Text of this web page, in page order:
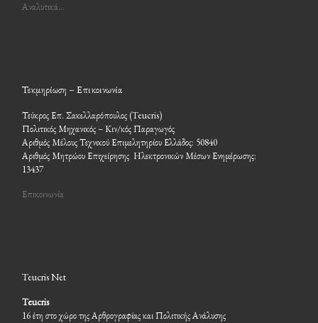
Αναλυτικά…
Τεκμηρίωση – Επικοινωνία
Τεύκρος Επ. Σακελλαρόπουλος (Teucris)
Πολιτικός Μηχανικός – Κιν/κός Παραγωγός
Αριθμός Μέλους Τεχνικού Επιμελητηρίου Ελλάδος: 50840
Αριθμός Μητρώου Επιχείρησης Ηλεκτρονικών Μέσων Ενημέρωσης:
13437
Επικοινωνία
Teucris Net
Teucris
16 έτη στο χώρο της Αρθρογραφίας και Πολιτικής Ανάλυσης